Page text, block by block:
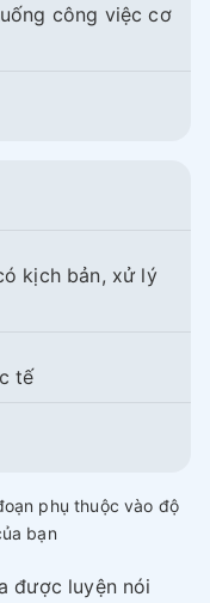
công việc cơ
kịch bản, xử lý
tế
phụ thuộc vào độ
bạn
được luyện nói